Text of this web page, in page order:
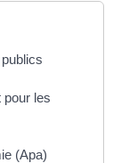
pour les
(Apa)